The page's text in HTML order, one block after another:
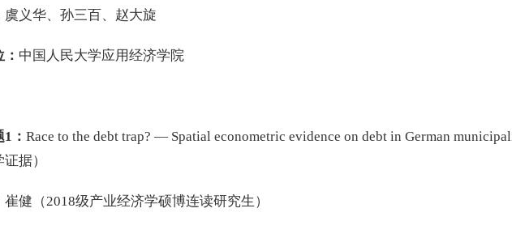
虞义华、孙三百、赵大旋
中国人民大学应用经济学院
1：Race to the debt trap? — Spatial econometric evidence on debt in German
据）
崔健（2018级产业经济学硕博连读研究生）